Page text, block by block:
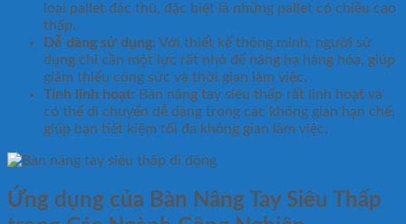
loại pallet đặc thù, đặc biệt là những pallet có chiều cao
thấp.
Dễ dàng sử dụng: Với thiết kế thông minh, người sử
dụng chỉ cần một lực rất nhỏ để nâng hạ hàng hóa, giúp
giảm thiểu công sức và thời gian làm việc.
Tính linh hoạt: Bàn nâng tay siêu thấp rất linh hoạt và
có thể di chuyển dễ dàng trong các không gian hạn chế,
giúp bạn tiết kiệm tối đa không gian làm việc.
Ứng dụng của Bàn Nâng Tay Siêu Thấp